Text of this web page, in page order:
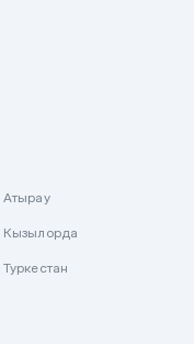
Атырау
Кызылорда
Туркестан